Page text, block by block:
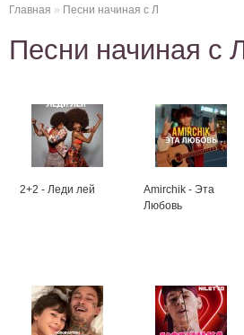
Главная » Песни начиная с Л
Песни начиная с Л
2+2 - Леди лей
Amirchik - Эта
Любовь